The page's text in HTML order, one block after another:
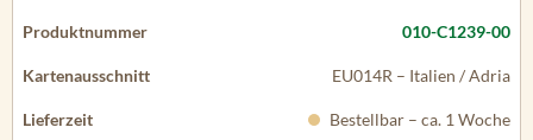
010-C1239-00
EU014R – Italien / Adria
Bestellbar – ca. 1 Woche